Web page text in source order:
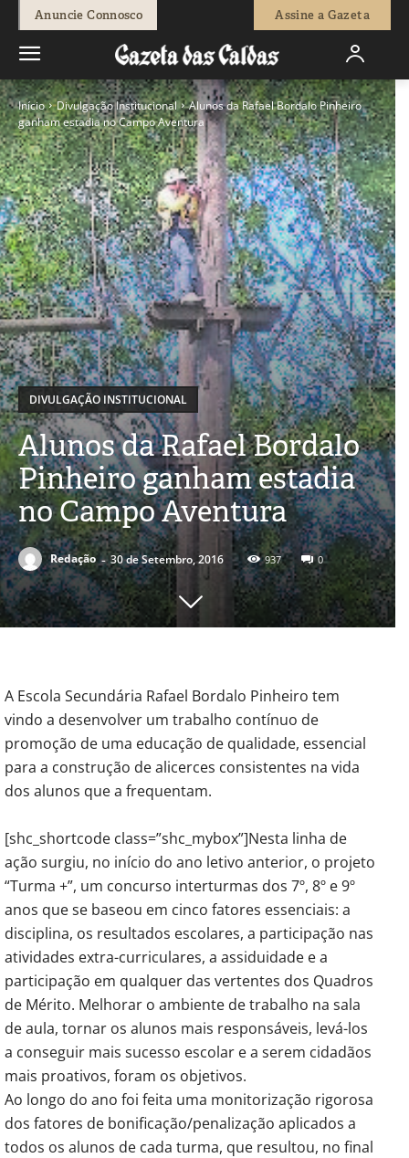
Anuncie Connosco Assine a Gazeta
Início Divulgação Institucional
Alunos da Rafael Bordalo Pinheiro
ganham estadia no Campo Aventura
DIVULGAÇÃO INSTITUCIONAL
Alunos da Rafael Bordalo
Pinheiro ganham estadia
no Campo Aventura
Redação - 30 de Setembro, 2016 937 0
A Escola Secundária Rafael Bordalo Pinheiro tem
vindo a desenvolver um trabalho contínuo de
promoção de uma educação de qualidade, essencial
para a construção de alicerces consistentes na vida
dos alunos que a frequentam.
[shc_shortcode class=”shc_mybox”]Nesta linha de
ação surgiu, no início do ano letivo anterior, o projeto
“Turma +”, um concurso interturmas dos 7º, 8º e 9º
anos que se baseou em cinco fatores essenciais: a
disciplina, os resultados escolares, a participação nas
atividades extra-curriculares, a assiduidade e a
participação em qualquer das vertentes dos Quadros
de Mérito. Melhorar o ambiente de trabalho na sala
de aula, tornar os alunos mais responsáveis, levá-los
a conseguir mais sucesso escolar e a serem cidadãos
mais proativos, foram os objetivos.
Ao longo do ano foi feita uma monitorização rigorosa
dos fatores de bonificação/penalização aplicados a
todos os alunos de cada turma, que resultou, no final